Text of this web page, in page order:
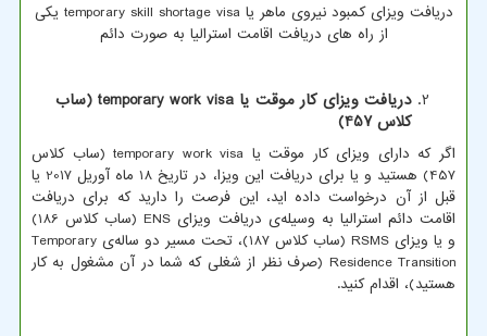
دریافت ویزای کمبود نیروی ماهر یا temporary skill shortage visa یکی
از راه های دریافت اقامت استرالیا به صورت دائم
دریافت ویزای کار موقت یا temporary work visa (ساب
کلاس 457)
اگر که دارای ویزای کار موقت یا temporary work visa(ساب کلاس
457) هستید و یا برای دریافت این ویزا، در تاریخ 18 ماه آوریل 2017 یا
قبل از آن درخواست داده اید، این فرصت را دارید که برای دریافت
اقامت دائم استرالیا به وسیله‌ی دریافت ویزای ENS
(ساب کلاس 186)
و یا ویزای RSMS (ساب کلاس 187)، تحت مسیر دو ساله‌ی
Temporary
Residence Transition (صرف نظر از شغلی که شما در آن مشغول به کار
هستید)، اقدام کنید.